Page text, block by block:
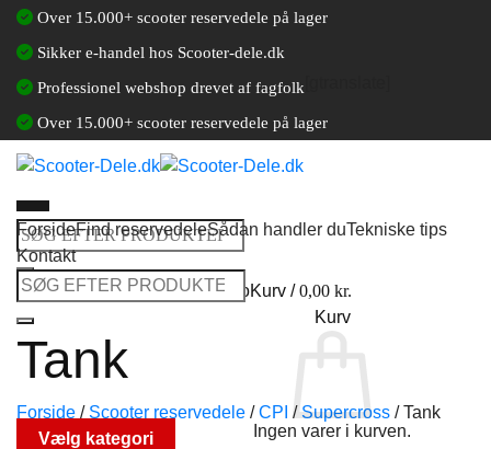
Fortsæt
indhold
Over 15.000+ scooter reservedele på lager
Sikker e-handel hos Scooter-dele.dk
Professionel webshop drevet af fagfolk
Over 15.000+ scooter reservedele på lager
Søg
efter:
Log ind / Opret en kundekontoKurv /0,00 kr.
Kurv
Ingen varer i kurven.
ForsideFind reservedeleSådan handler duTekniske tips
Kontakt
Søg
efter:
Tank
Forside / Scooter reservedele / CPI / Supercross /Tank
Vælg kategori